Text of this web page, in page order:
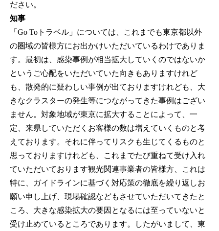
ださい。
知事
「Go Toトラベル」については、これまでも東京都以外
の圏域の皆様方にお出かけいただいているわけでありま
す。最初は、感染事例が相当拡大していくのではないか
というご心配をいただいていた向きもありますけれど
も、散発的に疑わしい事例が出ておりますけれども、大
きなクラスターの発生等につながってきた事例はござい
ません。対象地域が東京に拡大することによって、一
定、来県していただくお客様の数は増えていくものと考
えております。それに伴ってリスクも生じてくるものと
思っておりますけれども、これまでたび重ねて受け入れ
ていただいております観光関連事業者の皆様方、これは
特に、ガイドラインに基づく対応策の徹底を繰り返しお
願い申し上げ、現場確認などもさせていただいてきたと
ころ、大きな感染拡大の要因となるには至っていないと
受け止めているところであります。したがいまして、東